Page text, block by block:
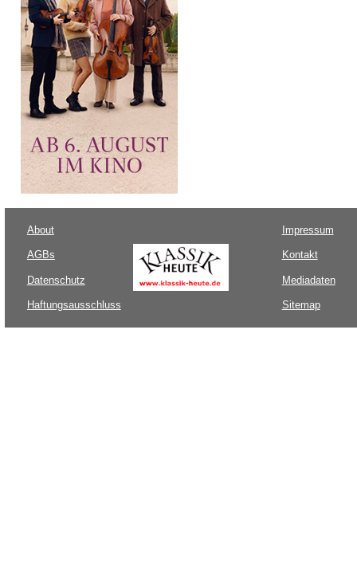
About
AGBs
Datenschutz
Haftungsausschluss
Impressum
Kontakt
Mediadaten
Sitemap